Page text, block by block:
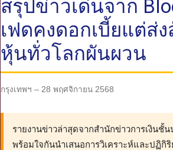
สรุปข่าวเด่นจาก
เฟดคงดอกเบี้ยแต่ส่
หุ้นทั่วโลกผันผวน
กรุงเทพฯ – 28 พฤศจิกายน 2568
รายงานข่าวล่าสุดจากสำนักข่าวการเงินชั้
พร้อมใจกันนำเสนอการวิเคราะห์และปฏิ